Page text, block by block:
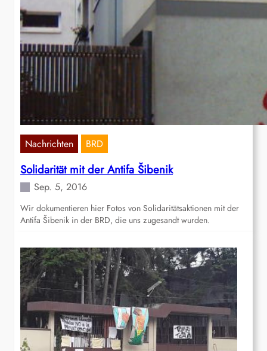
Nachrichten BRD
Solidarität mit der Antifa Šibenik
Sep. 5, 2016
Wir dokumentieren hier Fotos von Solidaritätsaktionen mit der
Antifa Šibenik in der BRD, die uns zugesandt wurden.